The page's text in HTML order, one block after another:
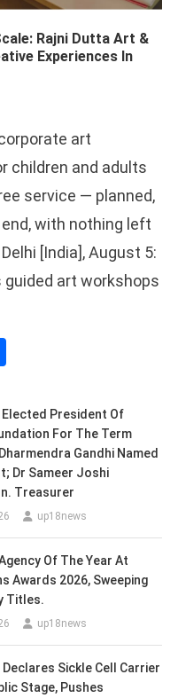
Rajni Dutta Art &
Experiences In
art
children and adults
service — planned,
with nothing left
[India], August 5:
guided art workshops
Elected President Of
For The Term
Gandhi Named
Dr Sameer Joshi
Treasurer
up18news
Of The Year At
Awards 2026, Sweeping
Titles.
up18news
Declares Sickle Cell Carrier
Stage, Pushes